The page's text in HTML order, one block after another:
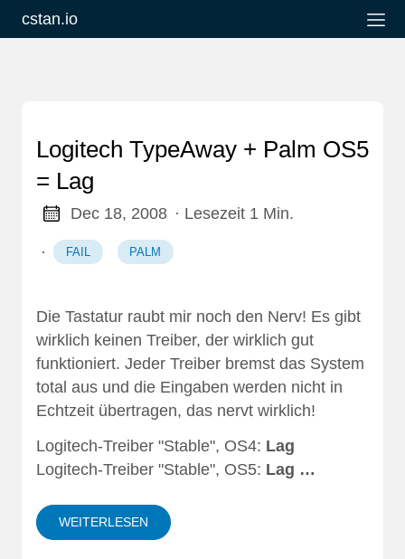
cstan.io
Logitech TypeAway + Palm OS5
= Lag
Dec 18, 2008 · Lesezeit 1 Min.
· FAIL PALM
Die Tastatur raubt mir noch den Nerv! Es gibt
wirklich keinen Treiber, der wirklich gut
funktioniert. Jeder Treiber bremst das System
total aus und die Eingaben werden nicht in
Echtzeit übertragen, das nervt wirklich!
Logitech-Treiber "Stable", OS4: Lag
Logitech-Treiber "Stable", OS5: Lag …
WEITERLESEN